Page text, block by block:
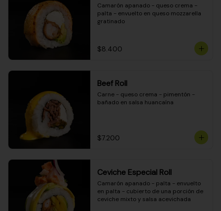
Camarón apanado - queso crema -
palta - envuelto en queso mozzarella
gratinado
$8.400
Beef Roll
Carne - queso crema - pimentón -
bañado en salsa huancaína
$7.200
Ceviche Especial Roll
Camarón apanado - palta - envuelto
en palta - cubierto de una porción de
ceviche mixto y salsa acevichada